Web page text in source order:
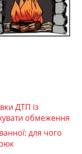
ДТП із
обмеження
для чого